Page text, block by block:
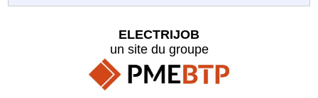
ELECTRIJOB
un site du groupe